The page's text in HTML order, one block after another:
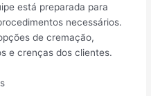
está preparada para
necessários.
de cremação,
e crenças dos clientes.